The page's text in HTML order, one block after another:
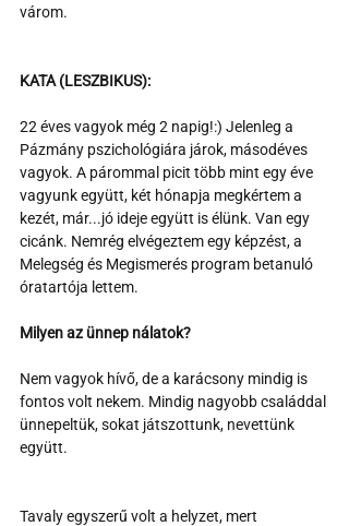
várom.
KATA (LESZBIKUS):
22 éves vagyok még 2 napig!:) Jelenleg a
Pázmány pszichológiára járok, másodéves
vagyok. A párommal picit több mint egy éve
vagyunk együtt, két hónapja megkértem a
kezét, már...jó ideje együtt is élünk. Van egy
cicánk. Nemrég elvégeztem egy képzést, a
Melegség és Megismerés program betanuló
óratartója lettem.
Milyen az ünnep nálatok?
Nem vagyok hívő, de a karácsony mindig is
fontos volt nekem. Mindig nagyobb családdal
ünnepeltük, sokat játszottunk, nevettünk
együtt.
Tavaly egyszerű volt a helyzet, mert